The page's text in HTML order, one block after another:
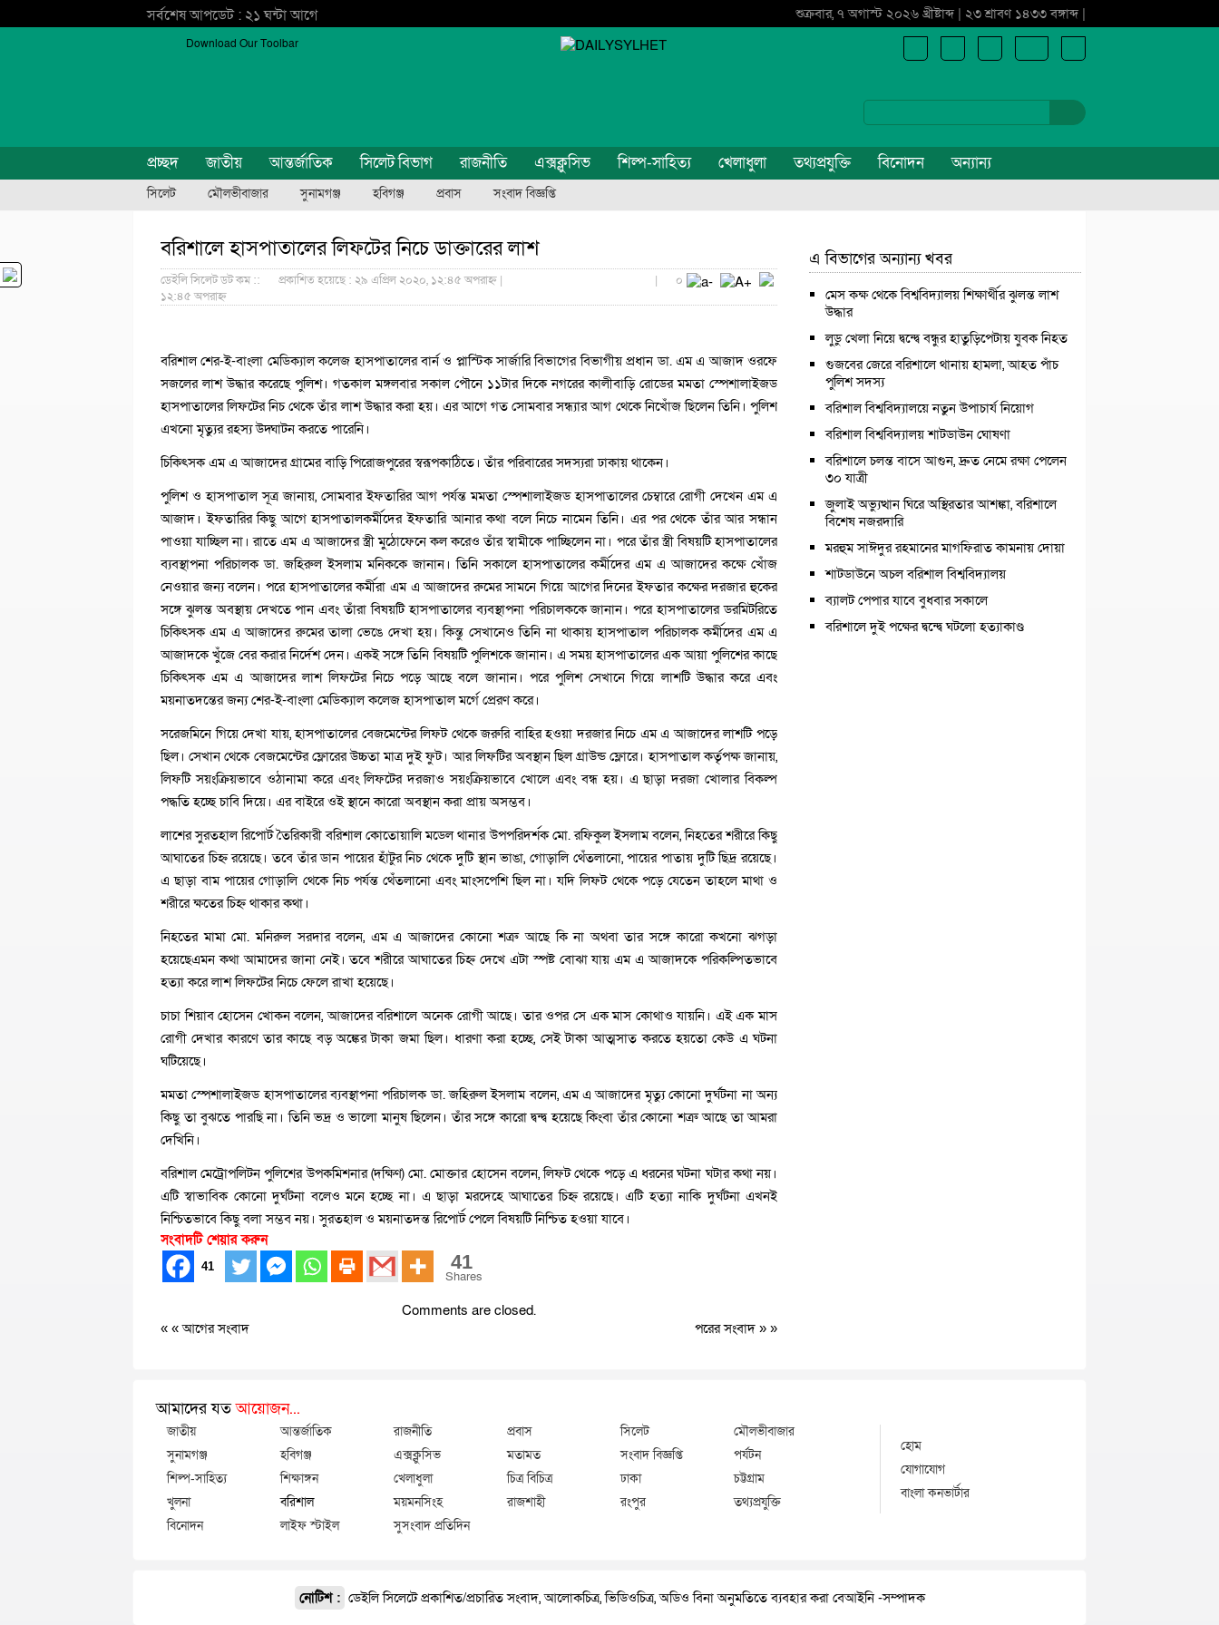
সর্বশেষ আপডেট : ২১ ঘন্টা আগে শুক্রবার, ৭ অগাস্ট ২০২৬ খ্রীষ্টাব্দ | ২৩ শ্রাবণ ১৪৩৩ বঙ্গাব্দ |
Download Our Toolbar
প্রচ্ছদ জাতীয় আন্তর্জাতিক সিলেট বিভাগ রাজনীতি এক্সক্লুসিভ শিল্প-সাহিত্য খেলাধুলা তথ্যপ্রযুক্তি বিনোদন অন্যান্য
সিলেট মৌলভীবাজার সুনামগঞ্জ হবিগঞ্জ প্রবাস সংবাদ বিজ্ঞপ্তি
বরিশালে হাসপাতালের লিফটের নিচে ডাক্তারের লাশ
ডেইলি সিলেট ডট কম ::
প্রকাশিত হয়েছে : ২৯ এপ্রিল ২০২০, ১২:৪৫ অপরাহ্ন |
১২:৪৫ অপরাহ্ন
| ০
বরিশাল শের-ই-বাংলা মেডিক্যাল কলেজ হাসপাতালের বার্ন ও প্লাস্টিক সার্জারি বিভাগের বিভাগীয় প্রধান ডা. এম এ আজাদ ওরফে
সজলের লাশ উদ্ধার করেছে পুলিশ। গতকাল মঙ্গলবার সকাল পৌনে ১১টার দিকে নগরের কালীবাড়ি রোডের মমতা স্পেশালাইজড
হাসপাতালের লিফটের নিচ থেকে তাঁর লাশ উদ্ধার করা হয়। এর আগে গত সোমবার সন্ধ্যার আগ থেকে নিখোঁজ ছিলেন তিনি। পুলিশ
এখনো মৃত্যুর রহস্য উদ্ঘাটন করতে পারেনি।
চিকিৎসক এম এ আজাদের গ্রামের বাড়ি পিরোজপুরের স্বরূপকাঠিতে। তাঁর পরিবারের সদস্যরা ঢাকায় থাকেন।
পুলিশ ও হাসপাতাল সূত্র জানায়, সোমবার ইফতারির আগ পর্যন্ত মমতা স্পেশালাইজড হাসপাতালের চেম্বারে রোগী দেখেন এম এ
আজাদ। ইফতারির কিছু আগে হাসপাতালকর্মীদের ইফতারি আনার কথা বলে নিচে নামেন তিনি। এর পর থেকে তাঁর আর সন্ধান
পাওয়া যাচ্ছিল না। রাতে এম এ আজাদের স্ত্রী মুঠোফেনে কল করেও তাঁর স্বামীকে পাচ্ছিলেন না। পরে তাঁর স্ত্রী বিষয়টি হাসপাতালের
ব্যবস্থাপনা পরিচালক ডা. জহিরুল ইসলাম মনিককে জানান। তিনি সকালে হাসপাতালের কর্মীদের এম এ আজাদের কক্ষে খোঁজ
নেওয়ার জন্য বলেন। পরে হাসপাতালের কর্মীরা এম এ আজাদের রুমের সামনে গিয়ে আগের দিনের ইফতার কক্ষের দরজার হুকের
সঙ্গে ঝুলন্ত অবস্থায় দেখতে পান এবং তাঁরা বিষয়টি হাসপাতালের ব্যবস্থাপনা পরিচালককে জানান। পরে হাসপাতালের ডরমিটরিতে
চিকিৎসক এম এ আজাদের রুমের তালা ভেঙে দেখা হয়। কিন্তু সেখানেও তিনি না থাকায় হাসপাতাল পরিচালক কর্মীদের এম এ
আজাদকে খুঁজে বের করার নির্দেশ দেন। একই সঙ্গে তিনি বিষয়টি পুলিশকে জানান। এ সময় হাসপাতালের এক আয়া পুলিশের কাছে
চিকিৎসক এম এ আজাদের লাশ লিফটের নিচে পড়ে আছে বলে জানান। পরে পুলিশ সেখানে গিয়ে লাশটি উদ্ধার করে এবং
ময়নাতদন্তের জন্য শের-ই-বাংলা মেডিক্যাল কলেজ হাসপাতাল মর্গে প্রেরণ করে।
সরেজমিনে গিয়ে দেখা যায়, হাসপাতালের বেজমেন্টের লিফট থেকে জরুরি বাহির হওয়া দরজার নিচে এম এ আজাদের লাশটি পড়ে
ছিল। সেখান থেকে বেজমেন্টের ফ্লোরের উচ্চতা মাত্র দুই ফুট। আর লিফটির অবস্থান ছিল গ্রাউন্ড ফ্লোরে। হাসপাতাল কর্তৃপক্ষ জানায়,
লিফটি সয়ংক্রিয়ভাবে ওঠানামা করে এবং লিফটের দরজাও সয়ংক্রিয়ভাবে খোলে এবং বন্ধ হয়। এ ছাড়া দরজা খোলার বিকল্প
পদ্ধতি হচ্ছে চাবি দিয়ে। এর বাইরে ওই স্থানে কারো অবস্থান করা প্রায় অসম্ভব।
লাশের সুরতহাল রিপোর্ট তৈরিকারী বরিশাল কোতোয়ালি মডেল থানার উপপরিদর্শক মো. রফিকুল ইসলাম বলেন, নিহতের শরীরে কিছু
আঘাতের চিহ্ন রয়েছে। তবে তাঁর ডান পায়ের হাঁটুর নিচ থেকে দুটি স্থান ভাঙা, গোড়ালি থেঁতলানো, পায়ের পাতায় দুটি ছিদ্র রয়েছে।
এ ছাড়া বাম পায়ের গোড়ালি থেকে নিচ পর্যন্ত থেঁতলানো এবং মাংসপেশি ছিল না। যদি লিফট থেকে পড়ে যেতেন তাহলে মাথা ও
শরীরে ক্ষতের চিহ্ন থাকার কথা।
নিহতের মামা মো. মনিরুল সরদার বলেন, এম এ আজাদের কোনো শত্রু আছে কি না অথবা তার সঙ্গে কারো কখনো ঝগড়া
হয়েছেএমন কথা আমাদের জানা নেই। তবে শরীরে আঘাতের চিহ্ন দেখে এটা স্পষ্ট বোঝা যায় এম এ আজাদকে পরিকল্পিতভাবে
হত্যা করে লাশ লিফটের নিচে ফেলে রাখা হয়েছে।
চাচা শিয়াব হোসেন খোকন বলেন, আজাদের বরিশালে অনেক রোগী আছে। তার ওপর সে এক মাস কোথাও যায়নি। এই এক মাস
রোগী দেখার কারণে তার কাছে বড় অঙ্কের টাকা জমা ছিল। ধারণা করা হচ্ছে, সেই টাকা আত্মসাত্ করতে হয়তো কেউ এ ঘটনা
ঘটিয়েছে।
মমতা স্পেশালাইজড হাসপাতালের ব্যবস্থাপনা পরিচালক ডা. জহিরুল ইসলাম বলেন, এম এ আজাদের মৃত্যু কোনো দুর্ঘটনা না অন্য
কিছু তা বুঝতে পারছি না। তিনি ভদ্র ও ভালো মানুষ ছিলেন। তাঁর সঙ্গে কারো দ্বন্দ্ব হয়েছে কিংবা তাঁর কোনো শত্রু আছে তা আমরা
দেখিনি।
বরিশাল মেট্রোপলিটন পুলিশের উপকমিশনার (দক্ষিণ) মো. মোক্তার হোসেন বলেন, লিফট থেকে পড়ে এ ধরনের ঘটনা ঘটার কথা নয়।
এটি স্বাভাবিক কোনো দুর্ঘটনা বলেও মনে হচ্ছে না। এ ছাড়া মরদেহে আঘাতের চিহ্ন রয়েছে। এটি হত্যা নাকি দুর্ঘটনা এখনই
নিশ্চিতভাবে কিছু বলা সম্ভব নয়। সুরতহাল ও ময়নাতদন্ত রিপোর্ট পেলে বিষয়টি নিশ্চিত হওয়া যাবে।
সংবাদটি শেয়ার করুন
41 41
Shares
Comments are closed.
« «আগের সংবাদ পরের সংবাদ » »
এ বিভাগের অন্যান্য খবর
মেস কক্ষ থেকে বিশ্ববিদ্যালয় শিক্ষার্থীর ঝুলন্ত লাশ
উদ্ধার
লুডু খেলা নিয়ে দ্বন্দ্বে বন্ধুর হাতুড়িপেটায় যুবক নিহত
গুজবের জেরে বরিশালে থানায় হামলা, আহত পাঁচ
পুলিশ সদস্য
বরিশাল বিশ্ববিদ্যালয়ে নতুন উপাচার্য নিয়োগ
বরিশাল বিশ্ববিদ্যালয় শাটডাউন ঘোষণা
বরিশালে চলন্ত বাসে আগুন, দ্রুত নেমে রক্ষা পেলেন
৩০ যাত্রী
জুলাই অভ্যুত্থান ঘিরে অস্থিরতার আশঙ্কা, বরিশালে
বিশেষ নজরদারি
মরহুম সাঈদুর রহমানের মাগফিরাত কামনায় দোয়া
শাটডাউনে অচল বরিশাল বিশ্ববিদ্যালয়
ব্যালট পেপার যাবে বুধবার সকালে
বরিশালে দুই পক্ষের দ্বন্দ্বে ঘটলো হত্যাকাণ্ড
আমাদের যতআয়োজন...
জাতীয় আন্তর্জাতিক রাজনীতি প্রবাস সিলেট
মৌলভীবাজার
সুনামগঞ্জ
হবিগঞ্জ এক্সক্লুসিভ মতামত সংবাদ বিজ্ঞপ্তি
পর্যটন
শিল্প-সাহিত্য
শিক্ষাঙ্গন খেলাধুলা চিত্র বিচিত্র ঢাকা
চট্টগ্রাম
খুলনা
বরিশাল ময়মনসিংহ রাজশাহী রংপুর
তথ্যপ্রযুক্তি
বিনোদন
লাইফ স্টাইল সুসংবাদ প্রতিদিন
হোম
যোগাযোগ
বাংলা কনভার্টার
নোটিশ : ডেইলি সিলেটে প্রকাশিত/প্রচারিত সংবাদ, আলোকচিত্র, ভিডিওচিত্র, অডিও বিনা অনুমতিতে ব্যবহার করা বেআইনি -সম্পাদক